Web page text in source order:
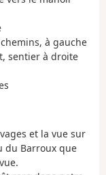
à gauche
sentier à droite
et la vue sur
du Barroux que